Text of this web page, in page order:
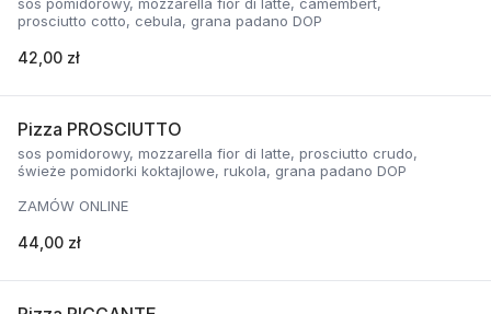
prosciutto cotto, cebula, grana padano DOP
42,00 zł
Pizza PROSCIUTTO
sos pomidorowy, mozzarella fior di latte, prosciutto crudo,
świeże pomidorki koktajlowe, rukola, grana padano DOP
ZAMÓW ONLINE
44,00 zł